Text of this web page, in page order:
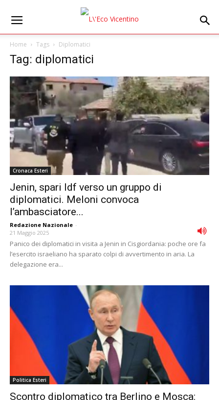
Home Tags Diplomatici
Tag: diplomatici
Cronaca Esteri
Jenin, spari Idf verso un gruppo di
diplomatici. Meloni convoca
l’ambasciatore...
Redazione Nazionale -
21 Maggio 2025
Panico dei diplomatici in visita a Jenin in Cisgiordania: poche ore fa
l’esercito israeliano ha sparato colpi di avvertimento in aria. La
delegazione era...
Politica Esteri
Scontro diplomatico tra Berlino e Mosca: